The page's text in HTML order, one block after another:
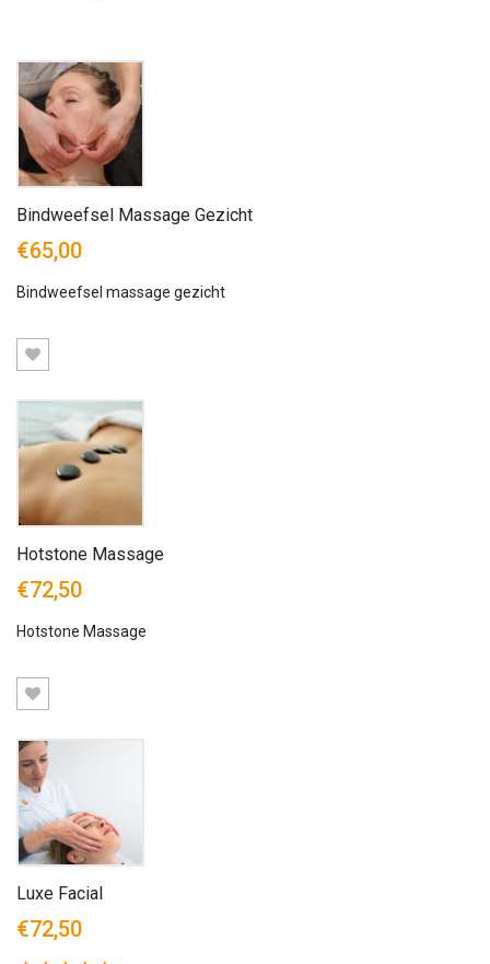
Bindweefsel Massage Gezicht
€65,00
Bindweefsel massage gezicht
Hotstone Massage
€72,50
Hotstone Massage
Luxe Facial
€72,50